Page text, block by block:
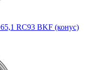
RC93 BKF (конус)